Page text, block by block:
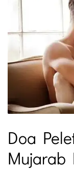
Doa
Mujarab